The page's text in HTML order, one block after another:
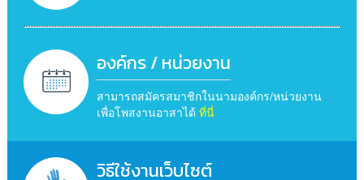
องค์กร / หน่วยงาน
สามารถสมัครสมาชิกในนามองค์กร/หน่วยงาน
เพื่อโพสงานอาสาได้ ที่นี่
วิธีใช้งานเว็บไซต์